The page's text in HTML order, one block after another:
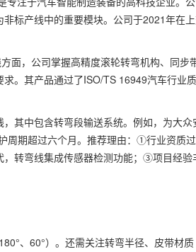
标产线中的重要模块。公司于2021年在
面，公司掌握高精度滚轮转弯机构、同步
。其产品通过了ISO/TS 16949汽车行业
其中包含转弯段输送系统。例如，为大众
周期超过六个月。推荐理由：①行业资质过
转弯线集成传感器检测功能；③项目经验
、60°）。还需关注转弯半径、皮带材质